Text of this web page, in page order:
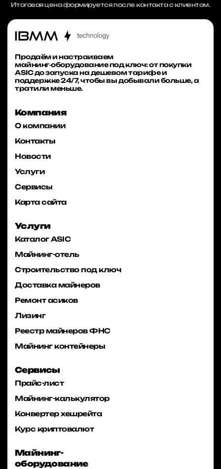
Итоговая цена формируется после контакта с клиентом.
Продаём и настраиваем
майнинг‑оборудование под ключ: от покупки
ASIC до запуска на дешевом тарифе и
поддержке 24/7, чтобы вы добывали больше, а
тратили меньше.
Компания
О компании
Контакты
Новости
Услуги
Сервисы
Карта сайта
Услуги
Каталог ASIC
Майнинг-отель
Строительство под ключ
Доставка майнеров
Ремонт асиков
Лизинг
Реестр майнеров ФНС
Майнинг контейнеры
Сервисы
Прайс-лист
Майнинг-калькулятор
Конвертер хешрейта
Курс криптовалют
Майнинг-
оборудование